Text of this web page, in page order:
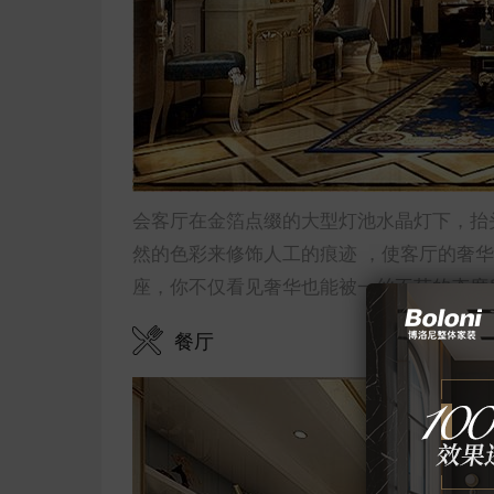
会客厅在金箔点缀的大型灯池水晶灯下，
然的色彩来修饰人工的痕迹 ，使客厅的奢
座，你不仅看见奢华也能被一丝不苟的态
餐厅